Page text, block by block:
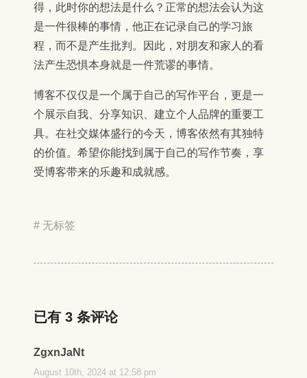
得，此时你的想法是什么？正常的想法会认为这
是一件很棒的事情，他正在记录自己的学习旅
程，而不是产生批判。因此，对朋友和家人的看
法产生恐惧本身就是一件荒谬的事情。
博客不仅仅是一个属于自己的写作平台，更是一
个展示自我、分享知识、建立个人品牌的重要工
具。在社交媒体盛行的今天，博客依然有其独特
的价值。希望你能找到属于自己的写作节奏，享
受博客带来的乐趣和成就感。
# 无标签
已有 3 条评论
ZgxnJaNt
August 10th, 2024 at 12:58 pm